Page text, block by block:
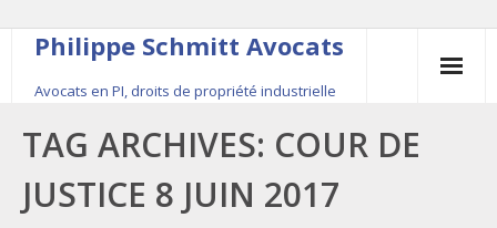
Philippe Schmitt Avocats
Avocats en PI, droits de propriété industrielle
45, rue Saint-Anne, 75001 Paris, +33 (0)1 84 16 35
54
Contact
TAG ARCHIVES: COUR DE
JUSTICE 8 JUIN 2017